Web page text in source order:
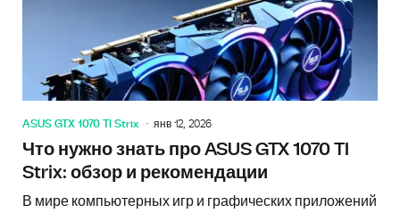
ASUS GTX 1070 TI Strix янв 12, 2026
Что нужно знать про ASUS GTX 1070 TI
Strix: обзор и рекомендации
В мире компьютерных игр и графических приложений